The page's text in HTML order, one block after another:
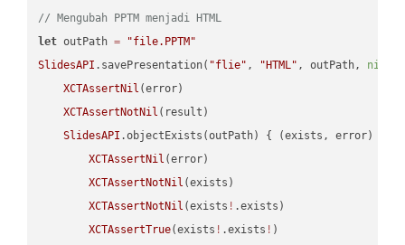
// Mengubah PPTM menjadi HTML
let outPath =
"file.PPTM"
SlidesAPI .savePresentation( "flie" , "HTML" , outPath, nil
XCTAssertNil (error)
XCTAssertNotNil (result)
SlidesAPI .objectExists(outPath) { (exists, error) ->
XCTAssertNil (error)
XCTAssertNotNil (exists)
XCTAssertNotNil (exists ! .exists)
XCTAssertTrue(exists ! .exists ! )